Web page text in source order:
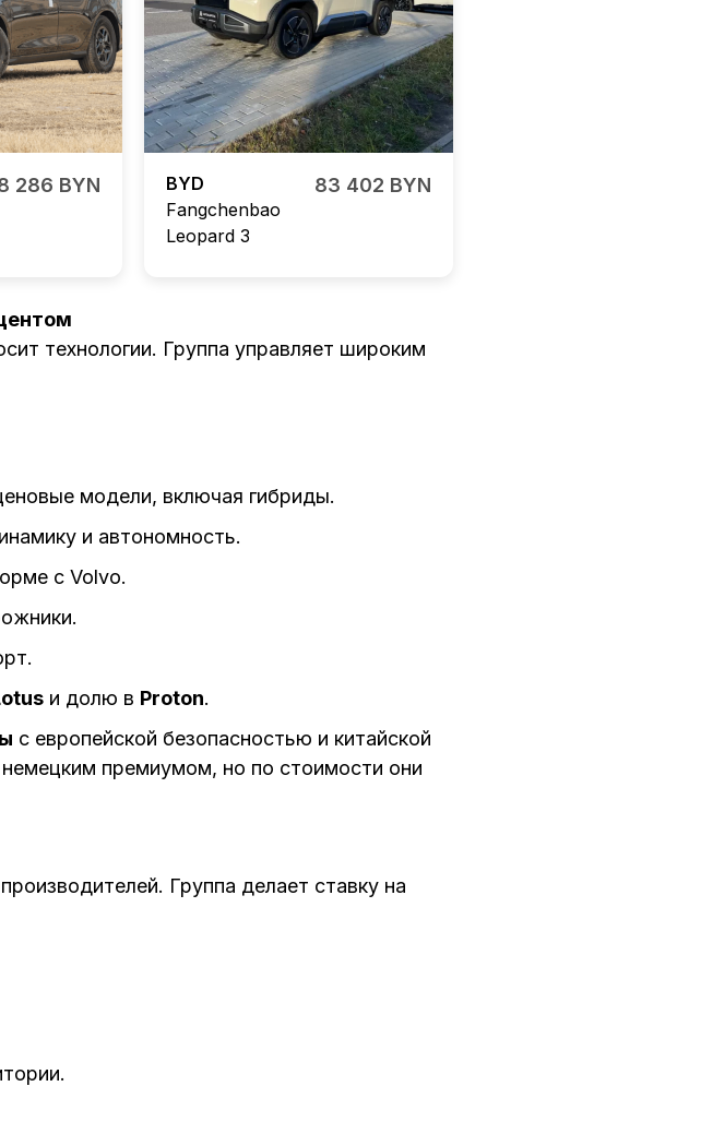
286 BYN
BYD
Fangchenbao
Leopard 3
83 402 BYN
технологии. Группа управляет широким
модели, включая гибриды.
и автономность.
с Volvo.
и долю в Proton.
с европейской безопасностью и китайской
премиумом, но по стоимости они
Группа делает ставку на